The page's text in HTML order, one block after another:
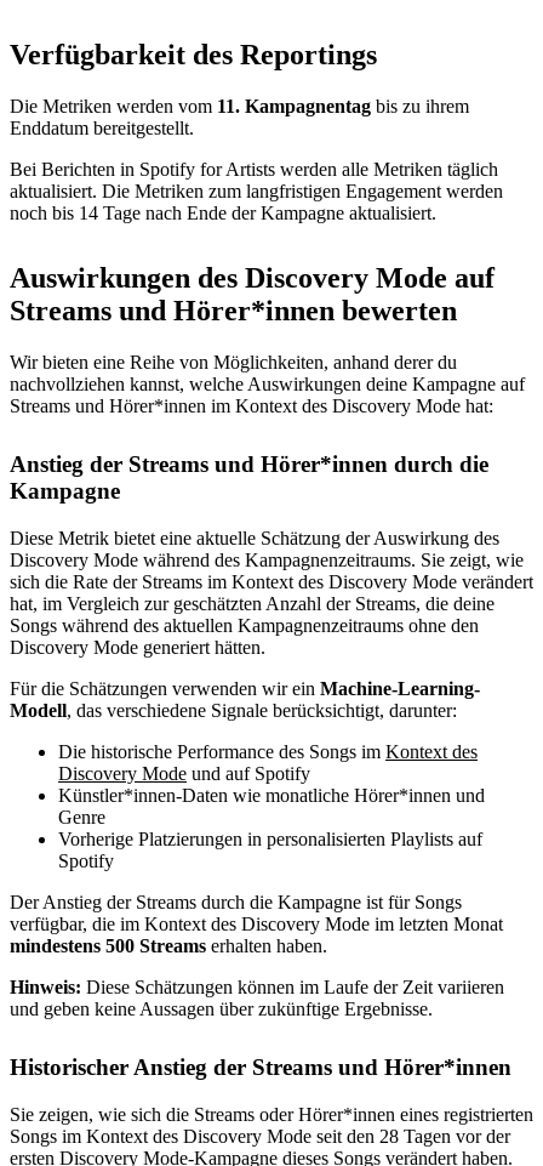
Verfügbarkeit des Reportings
Die Metriken werden vom 11. Kampagnentag bis zu ihrem
Enddatum bereitgestellt.
Bei Berichten in Spotify for Artists werden alle Metriken täglich
aktualisiert. Die Metriken zum langfristigen Engagement werden
noch bis 14 Tage nach Ende der Kampagne aktualisiert.
Auswirkungen des Discovery Mode auf
Streams und Hörer*innen bewerten
Wir bieten eine Reihe von Möglichkeiten, anhand derer du
nachvollziehen kannst, welche Auswirkungen deine Kampagne auf
Streams und Hörer*innen im Kontext des Discovery Mode hat:
Anstieg der Streams und Hörer*innen durch die
Kampagne
Diese Metrik bietet eine aktuelle Schätzung der Auswirkung des
Discovery Mode während des Kampagnenzeitraums. Sie zeigt, wie
sich die Rate der Streams im Kontext des Discovery Mode verändert
hat, im Vergleich zur geschätzten Anzahl der Streams, die deine
Songs während des aktuellen Kampagnenzeitraums ohne den
Discovery Mode generiert hätten.
Für die Schätzungen verwenden wir ein Machine-Learning-
Modell, das verschiedene Signale berücksichtigt, darunter:
Die historische Performance des Songs im Kontext des
Discovery Mode und auf Spotify
Künstler*innen-Daten wie monatliche Hörer*innen und
Genre
Vorherige Platzierungen in personalisierten Playlists auf
Spotify
Der Anstieg der Streams durch die Kampagne ist für Songs
verfügbar, die im Kontext des Discovery Mode im letzten Monat
mindestens 500 Streams erhalten haben.
Hinweis: Diese Schätzungen können im Laufe der Zeit variieren
und geben keine Aussagen über zukünftige Ergebnisse.
Historischer Anstieg der Streams und Hörer*innen
Sie zeigen, wie sich die Streams oder Hörer*innen eines registrierten
Songs im Kontext des Discovery Mode seit den 28 Tagen vor der
ersten Discovery Mode-Kampagne dieses Songs verändert haben.